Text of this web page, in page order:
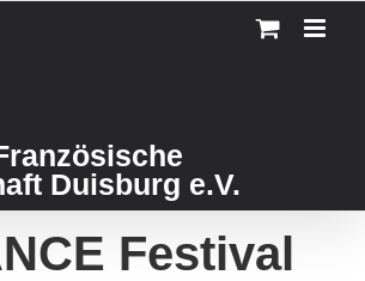
Duisburg e.V.
Festival